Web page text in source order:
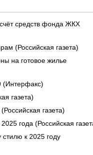
средств фонда ЖКХ
(Российская газета)
на готовое жилье
(Интерфакс)
газета)
газета)
года (Российская
к 2025 году